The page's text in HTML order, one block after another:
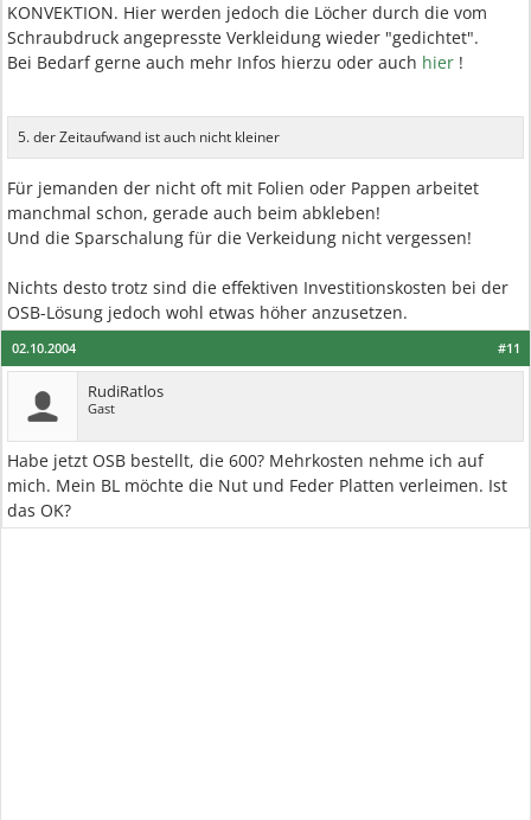
KONVEKTION. Hier werden jedoch die Löcher durch die vom
Schraubdruck angepresste Verkleidung wieder "gedichtet".
Bei Bedarf gerne auch mehr Infos hierzu oder auch hier !
5. der Zeitaufwand ist auch nicht kleiner
Für jemanden der nicht oft mit Folien oder Pappen arbeitet
manchmal schon, gerade auch beim abkleben!
Und die Sparschalung für die Verkeidung nicht vergessen!
Nichts desto trotz sind die effektiven Investitionskosten bei der
OSB-Lösung jedoch wohl etwas höher anzusetzen.
#11
02.10.2004
RudiRatlos
Gast
Habe jetzt OSB bestellt, die 600? Mehrkosten nehme ich auf
mich. Mein BL möchte die Nut und Feder Platten verleimen. Ist
das OK?